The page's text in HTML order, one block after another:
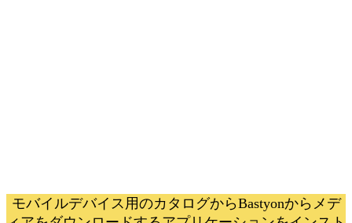
モバイルデバイス用のカタログからBastyonからメデ